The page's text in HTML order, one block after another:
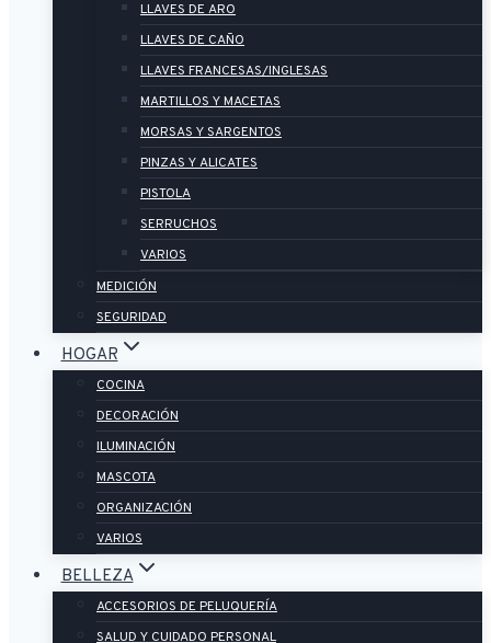
LLAVES DE ARO
LLAVES DE CAÑO
LLAVES FRANCESAS/INGLESAS
MARTILLOS Y MACETAS
MORSAS Y SARGENTOS
PINZAS Y ALICATES
PISTOLA
SERRUCHOS
VARIOS
MEDICIÓN
SEGURIDAD
HOGAR
COCINA
DECORACIÓN
ILUMINACIÓN
MASCOTA
ORGANIZACIÓN
VARIOS
BELLEZA
ACCESORIOS DE PELUQUERÍA
SALUD Y CUIDADO PERSONAL